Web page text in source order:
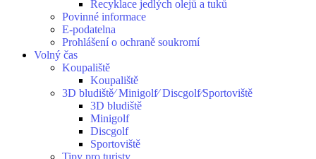
Recyklace jedlých olejů a tuků
Povinné informace
E-podatelna
Prohlášení o ochraně soukromí
Volný čas
Koupaliště
Koupaliště
3D bludiště⁄ Minigolf⁄ Discgolf⁄Sportoviště
3D bludiště
Minigolf
Discgolf
Sportoviště
Tipy pro turisty